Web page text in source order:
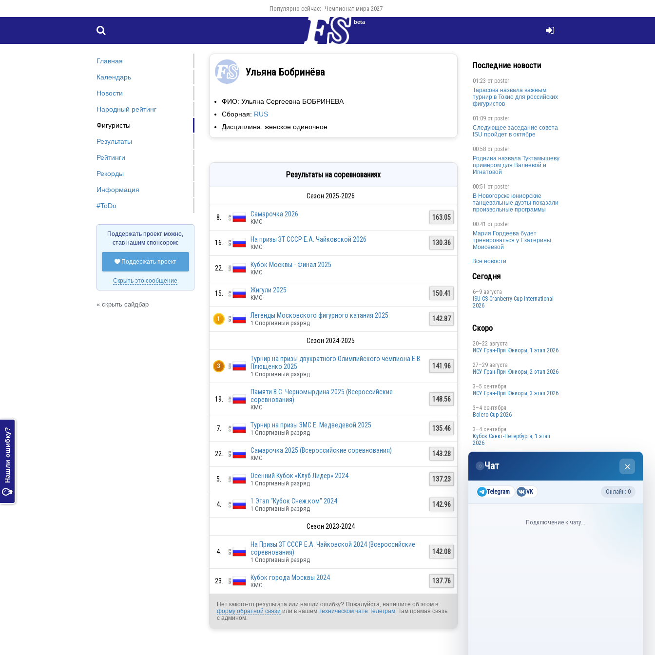

Нашли ошибку?
Популярно сейчас: Чемпионат мира 2027
 
beta
Ульяна Бобринёва
ФИО: Ульяна Сергеевна БОБРИНЕВА
Сборная: RUS
Дисциплина: женское одиночное
Результаты на соревнованиях
Сезон 2025-2026
8.
RUS
Cамарочка 2026
КМС
163.05
16. На призы ЗТ СССР Е.А. Чайковской 2026
КМС
130.36
22.
RUS
Кубок Москвы - Финал 2025
КМС
15.
RUS
Жигули 2025
КМС
150.41
1 Легенды Московского фигурного катания 2025
1 Спортивный разряд
142.87
Сезон 2024-2025
3
RUS
Турнир на призы двукратного Олимпийского чемпиона Е.В.
Плющенко 2025
1 Спортивный разряд
141.96
19.
Памяти В.С. Черномырдина 2025 (Всероссийские
соревнования)
КМС
148.56
7. Турнир на призы ЗМС Е. Медведевой 2025
1 Спортивный разряд
135.46
22. Самарочка 2025 (Всероссийские соревнования)
КМС
143.28
5. Осенний Кубок «Клуб Лидер» 2024
1 Спортивный разряд
137.23
4. 1 Этап "Кубок Снеж.ком" 2024
1 Спортивный разряд
142.96
Сезон 2023-2024
4.
На Призы ЗТ СССР Е.А. Чайковской 2024 (Всероссийские
соревнования)
1 Спортивный разряд
142.08
23. Кубок города Москвы 2024
КМС
137.76
Нет какого-то результата или нашли ошибку? Пожалуйста, напишите об этом в
форму обратной связи или в нашем техническом чате Телеграм. Там прямая связь
с админом.
Главная
Календарь
Новости
Народный рейтинг
Фигуристы
Результаты
Рейтинги
Рекорды
Информация
#ToDo
Поддержать проект можно,
став нашим спонсором:
Поддержать проект
Скрыть это сообщение
« скрыть сайдбар
Последние новости
01:23 от poster
Тарасова назвала важным
турнир в Токио для российских
фигуристов
01:09 от poster
Следующее заседание совета
ISU пройдет в октябре
00:58 от poster
Роднина назвала Туктамышеву
примером для Валиевой и
Игнатовой
00:51 от poster
В Новогорске юниорские
танцевальные дуэты показали
произвольные программы
00:41 от poster
Мария Гордеева будет
тренироваться у Екатерины
Моисеевой
Все новости
Сегодня
6–9 августа
ISU CS Cranberry Cup International
2026
Скоро
20–22 августа
ИСУ Гран-При Юниоры, 1 этап 2026
27–29 августа
ИСУ Гран-При Юниоры, 2 этап 2026
3–5 сентября
ИСУ Гран-При Юниоры, 3 этап 2026
3–4 сентября
Bolero Cup 2026
3–4 сентября
Кубок Санкт-Петербурга, 1 этап
2026
Недавние соревнования
3–6 августа
×
◌ Чат
Telegram VK Онлайн: 0
Подключение к чату...